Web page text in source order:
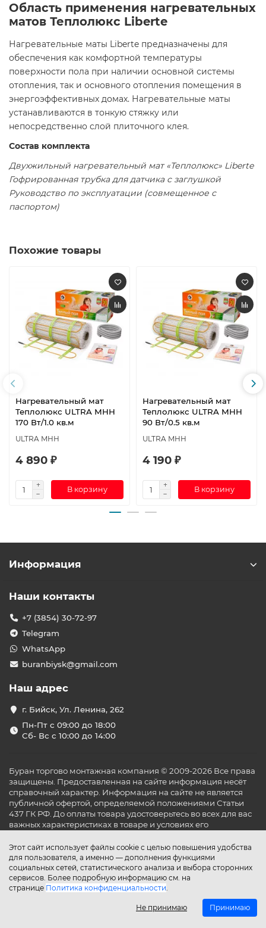
Область применения нагревательных
матов Теплолюкс Liberte
Нагревательные маты Liberte предназначены для
обеспечения как комфортной температуры
поверхности пола при наличии основной системы
отопления, так и основного отопления помещения в
энергоэффективных домах. Нагревательные маты
устанавливаются в тонкую стяжку или
непосредственно слой плиточного клея.
Состав комплекта
Двухжильный нагревательный мат «Теплолюкс» Liberte
Гофрированная трубка для датчика с заглушкой
Руководство по эксплуатации (совмещенное с
паспортом)
Похожие товары
Нагревательный мат
Теплолюкс ULTRA МНН
170 Вт/1.0 кв.м
ULTRA МНН
4 890 ₽
В корзину
Нагревательный мат
Теплолюкс ULTRA МНН
90 Вт/0.5 кв.м
ULTRA МНН
4 190 ₽
В корзину
Этот сайт использует файлы cookie с целью повышения удобства
для пользователя, а именно — дополнения функциями
социальных сетей, статистического анализа и выбора сторонних
сервисов. Более подробную информацию см. на
странице Политика конфиденциальности.
Не принимаю Принимаю
Информация
Наши контакты
+7 (3854) 30-72-97
Telegram
WhatsApp
buranbiysk@gmail.com
Наш адрес
г. Бийск, Ул. Ленина, 262
Пн-Пт с 09:00 до 18:00
Сб- Вс с 10:00 до 14:00
Буран торгово монтажная компания © 2009-2026 Все права
защищены. Предоставленная на сайте информация несёт
справочный характер. Информация на сайте не является
публичной офертой, определяемой положениями Статьи
437 ГК РФ. До оплаты товара удостоверьтесь во всех для вас
важных характеристиках в товаре и условиях его